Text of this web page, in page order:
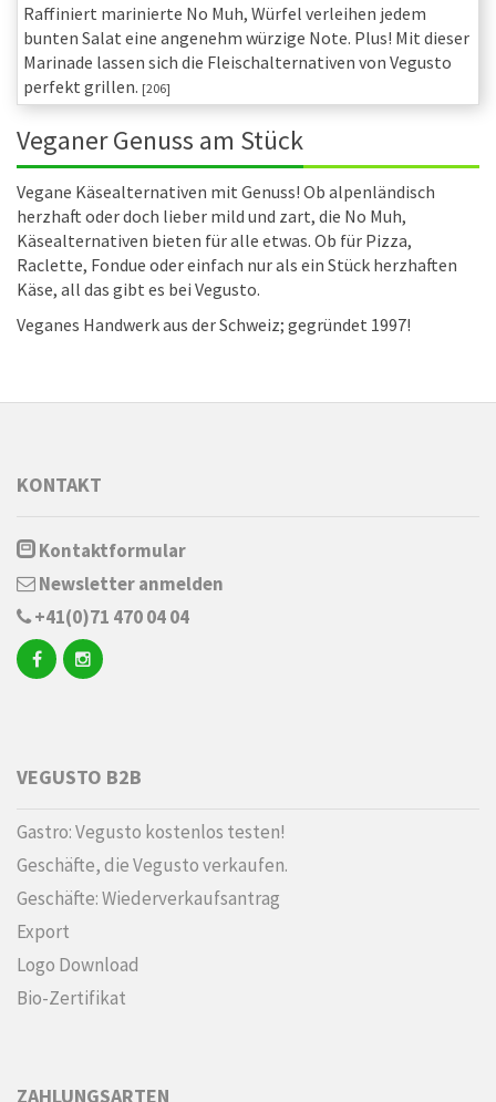
Raffiniert marinierte No Muh, Würfel verleihen jedem
bunten Salat eine angenehm würzige Note. Plus! Mit dieser
Marinade lassen sich die Fleischalternativen von Vegusto
perfekt grillen. [206]
Veganer Genuss am Stück
Vegane Käsealternativen mit Genuss! Ob alpenländisch
herzhaft oder doch lieber mild und zart, die No Muh,
Käsealternativen bieten für alle etwas. Ob für Pizza,
Raclette, Fondue oder einfach nur als ein Stück herzhaften
Käse, all das gibt es bei Vegusto.
Veganes Handwerk aus der Schweiz; gegründet 1997!
KONTAKT
Kontaktformular
Newsletter anmelden
+41(0)71 470 04 04
VEGUSTO B2B
Gastro: Vegusto kostenlos testen!
Geschäfte, die Vegusto verkaufen.
Geschäfte: Wiederverkaufsantrag
Export
Logo Download
Bio-Zertifikat
ZAHLUNGSARTEN